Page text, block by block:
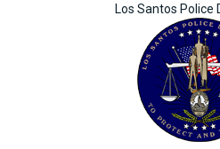
Los Santos Police